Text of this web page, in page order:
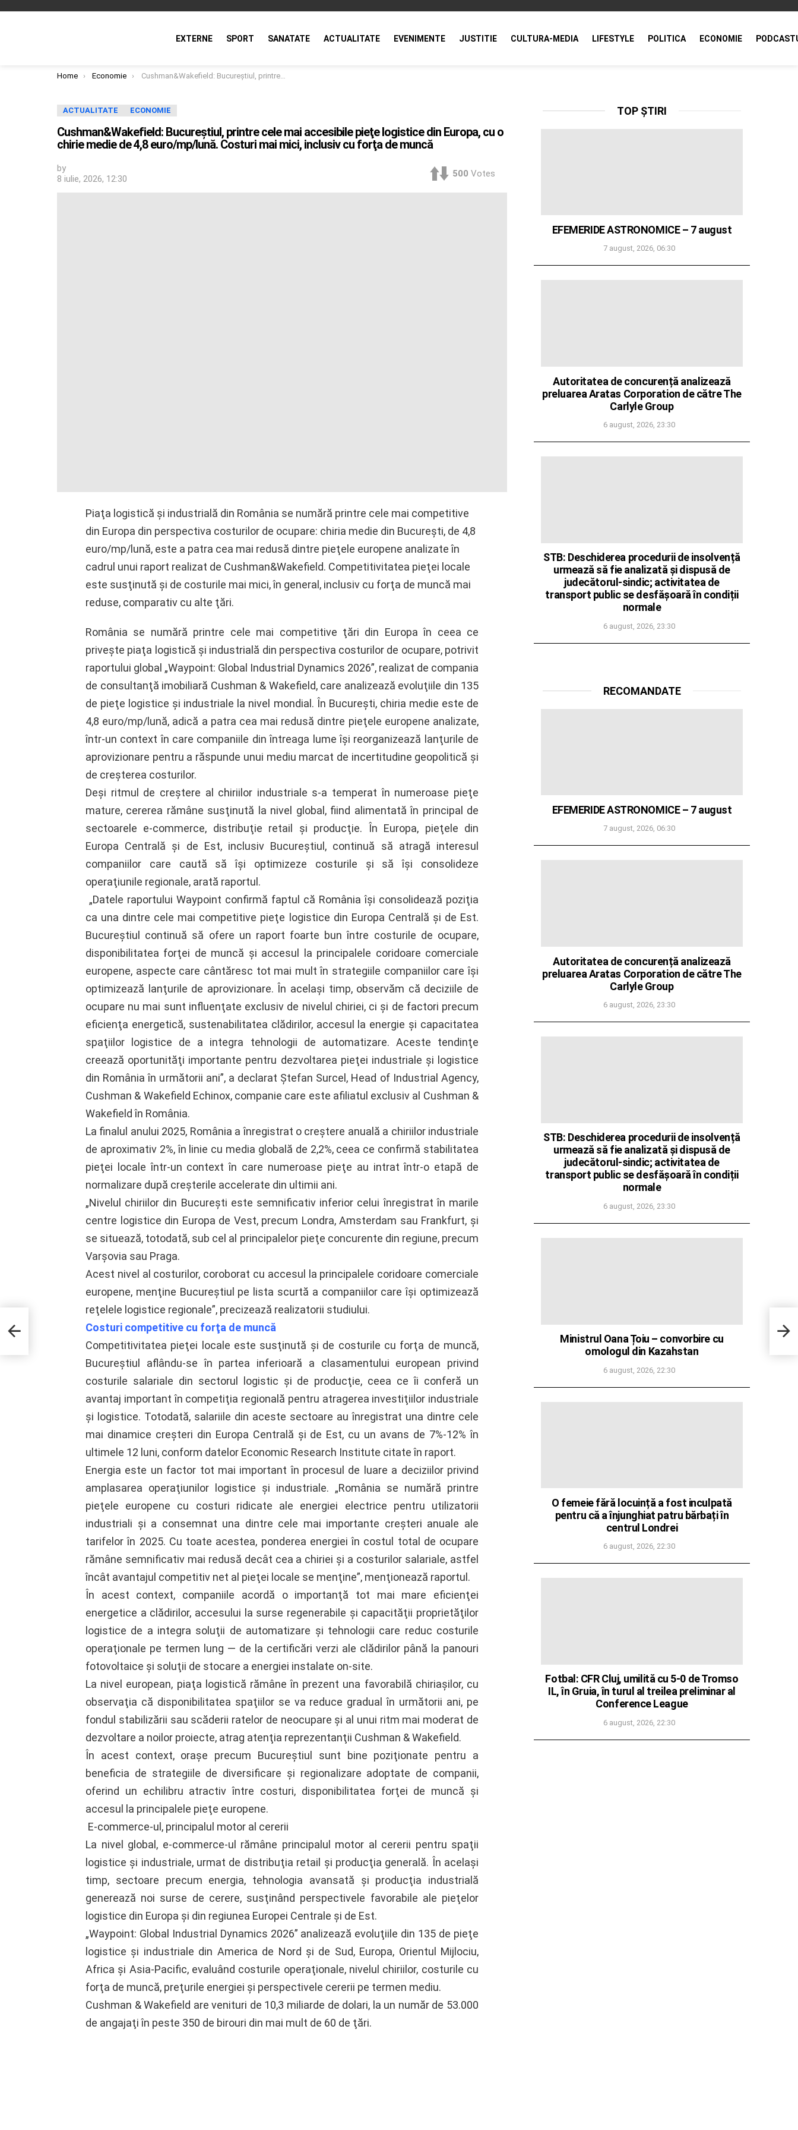
EXTERNE SPORT SANATATE ACTUALITATE EVENIMENTE JUSTITIE CULTURA-MEDIA LIFESTYLE POLITICA ECONOMIE
You are here:
Home Economie Cushman&Wakefield: Bucureştiul, printre cele mai accesibile pieţe logistice din Europa, cu o chirie medie de 4,8 euro/mp/lună. Costuri mai mici, inclusiv cu forţa de muncă
ACTUALITATE ECONOMIE
Cushman&Wakefield: Bucureştiul, printre cele mai accesibile pieţe logistice din Europa, cu o
chirie medie de 4,8 euro/mp/lună. Costuri mai mici, inclusiv cu forţa de muncă
by
8 iulie, 2026, 12:30
500 Votes
Piaţa logistică şi industrială din România se numără printre cele mai competitive
din Europa din perspectiva costurilor de ocupare: chiria medie din Bucureşti, de 4,8
euro/mp/lună, este a patra cea mai redusă dintre pieţele europene analizate în
cadrul unui raport realizat de Cushman&Wakefield. Competitivitatea pieţei locale
este susţinută şi de costurile mai mici, în general, inclusiv cu forţa de muncă mai
reduse, comparativ cu alte ţări.
România se numără printre cele mai competitive ţări din Europa în ceea ce
priveşte piaţa logistică şi industrială din perspectiva costurilor de ocupare, potrivit
raportului global „Waypoint: Global Industrial Dynamics 2026”, realizat de compania
de consultanţă imobiliară Cushman & Wakefield, care analizează evoluţiile din 135
de pieţe logistice şi industriale la nivel mondial. În Bucureşti, chiria medie este de
4,8 euro/mp/lună, adică a patra cea mai redusă dintre pieţele europene analizate,
într-un context în care companiile din întreaga lume îşi reorganizează lanţurile de
aprovizionare pentru a răspunde unui mediu marcat de incertitudine geopolitică şi
de creşterea costurilor.
Deşi ritmul de creştere al chiriilor industriale s-a temperat în numeroase pieţe
mature, cererea rămâne susţinută la nivel global, fiind alimentată în principal de
sectoarele e-commerce, distribuţie retail şi producţie. În Europa, pieţele din
Europa Centrală şi de Est, inclusiv Bucureştiul, continuă să atragă interesul
companiilor care caută să îşi optimizeze costurile şi să îşi consolideze
operaţiunile regionale, arată raportul.
„Datele raportului Waypoint confirmă faptul că România îşi consolidează poziţia
ca una dintre cele mai competitive pieţe logistice din Europa Centrală şi de Est.
Bucureştiul continuă să ofere un raport foarte bun între costurile de ocupare,
disponibilitatea forţei de muncă şi accesul la principalele coridoare comerciale
europene, aspecte care cântăresc tot mai mult în strategiile companiilor care îşi
optimizează lanţurile de aprovizionare. În acelaşi timp, observăm că deciziile de
ocupare nu mai sunt influenţate exclusiv de nivelul chiriei, ci şi de factori precum
eficienţa energetică, sustenabilitatea clădirilor, accesul la energie şi capacitatea
spaţiilor logistice de a integra tehnologii de automatizare. Aceste tendinţe
creează oportunităţi importante pentru dezvoltarea pieţei industriale şi logistice
din România în următorii ani”, a declarat Ştefan Surcel, Head of Industrial Agency,
Cushman & Wakefield Echinox, companie care este afiliatul exclusiv al Cushman &
Wakefield în România.
La finalul anului 2025, România a înregistrat o creştere anuală a chiriilor industriale
de aproximativ 2%, în linie cu media globală de 2,2%, ceea ce confirmă stabilitatea
pieţei locale într-un context în care numeroase pieţe au intrat într-o etapă de
normalizare după creşterile accelerate din ultimii ani.
„Nivelul chiriilor din Bucureşti este semnificativ inferior celui înregistrat în marile
centre logistice din Europa de Vest, precum Londra, Amsterdam sau Frankfurt, şi
se situează, totodată, sub cel al principalelor pieţe concurente din regiune, precum
Varşovia sau Praga.
Acest nivel al costurilor, coroborat cu accesul la principalele coridoare comerciale
europene, menţine Bucureştiul pe lista scurtă a companiilor care îşi optimizează
reţelele logistice regionale”, precizează realizatorii studiului.
Costuri competitive cu forţa de muncă
Competitivitatea pieţei locale este susţinută şi de costurile cu forţa de muncă,
Bucureştiul aflându-se în partea inferioară a clasamentului european privind
costurile salariale din sectorul logistic şi de producţie, ceea ce îi conferă un
avantaj important în competiţia regională pentru atragerea investiţiilor industriale
şi logistice. Totodată, salariile din aceste sectoare au înregistrat una dintre cele
mai dinamice creşteri din Europa Centrală şi de Est, cu un avans de 7%-12% în
ultimele 12 luni, conform datelor Economic Research Institute citate în raport.
Energia este un factor tot mai important în procesul de luare a deciziilor privind
amplasarea operaţiunilor logistice şi industriale. „România se numără printre
pieţele europene cu costuri ridicate ale energiei electrice pentru utilizatorii
industriali şi a consemnat una dintre cele mai importante creşteri anuale ale
tarifelor în 2025. Cu toate acestea, ponderea energiei în costul total de ocupare
rămâne semnificativ mai redusă decât cea a chiriei şi a costurilor salariale, astfel
încât avantajul competitiv net al pieţei locale se menţine”, menţionează raportul.
În acest context, companiile acordă o importanţă tot mai mare eficienţei
energetice a clădirilor, accesului la surse regenerabile şi capacităţii proprietăţilor
logistice de a integra soluţii de automatizare şi tehnologii care reduc costurile
operaţionale pe termen lung — de la certificări verzi ale clădirilor până la panouri
fotovoltaice şi soluţii de stocare a energiei instalate on-site.
La nivel european, piaţa logistică rămâne în prezent una favorabilă chiriaşilor, cu
observaţia că disponibilitatea spaţiilor se va reduce gradual în următorii ani, pe
fondul stabilizării sau scăderii ratelor de neocupare şi al unui ritm mai moderat de
dezvoltare a noilor proiecte, atrag atenţia reprezentanţii Cushman & Wakefield.
În acest context, oraşe precum Bucureştiul sunt bine poziţionate pentru a
beneficia de strategiile de diversificare şi regionalizare adoptate de companii,
oferind un echilibru atractiv între costuri, disponibilitatea forţei de muncă şi
accesul la principalele pieţe europene.
E-commerce-ul, principalul motor al cererii
La nivel global, e-commerce-ul rămâne principalul motor al cererii pentru spaţii
logistice şi industriale, urmat de distribuţia retail şi producţia generală. În acelaşi
timp, sectoare precum energia, tehnologia avansată şi producţia industrială
generează noi surse de cerere, susţinând perspectivele favorabile ale pieţelor
logistice din Europa şi din regiunea Europei Centrale şi de Est.
„Waypoint: Global Industrial Dynamics 2026” analizează evoluţiile din 135 de pieţe
logistice şi industriale din America de Nord şi de Sud, Europa, Orientul Mijlociu,
Africa şi Asia-Pacific, evaluând costurile operaţionale, nivelul chiriilor, costurile cu
forţa de muncă, preţurile energiei şi perspectivele cererii pe termen mediu.
Cushman & Wakefield are venituri de 10,3 miliarde de dolari, la un număr de 53.000
de angajaţi în peste 350 de birouri din mai mult de 60 de ţări.
TOP ȘTIRI
EFEMERIDE ASTRONOMICE – 7 august
7 august, 2026, 06:30
Autoritatea de concurență analizează
preluarea Aratas Corporation de către The
Carlyle Group
6 august, 2026, 23:30
STB: Deschiderea procedurii de insolvență
urmează să fie analizată și dispusă de
judecătorul-sindic; activitatea de
transport public se desfășoară în condiții
normale
6 august, 2026, 23:30
RECOMANDATE
EFEMERIDE ASTRONOMICE – 7 august
7 august, 2026, 06:30
Autoritatea de concurență analizează
preluarea Aratas Corporation de către The
Carlyle Group
6 august, 2026, 23:30
STB: Deschiderea procedurii de insolvență
urmează să fie analizată și dispusă de
judecătorul-sindic; activitatea de
transport public se desfășoară în condiții
normale
6 august, 2026, 23:30
Ministrul Oana Țoiu – convorbire cu
omologul din Kazahstan
6 august, 2026, 22:30
O femeie fără locuință a fost inculpată
pentru că a înjunghiat patru bărbați în
centrul Londrei
6 august, 2026, 22:30
Fotbal: CFR Cluj, umilită cu 5-0 de Tromso
IL, în Gruia, în turul al treilea preliminar al
Conference League
6 august, 2026, 22:30